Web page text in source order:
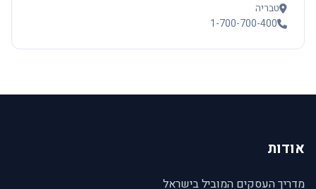
טבריה
1-700-700-400
אודות
מדריך העסקים המוביל בישראל